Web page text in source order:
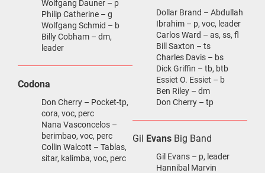
Wolfgang Dauner – p
Philip Catherine – g
Wolfgang Schmid – b
Billy Cobham – dm,
leader
Codona
Don Cherry – Pocket-tp,
cora, voc, perc
Nana Vasconcelos –
berimbao, voc, perc
Collin Walcott – Tablas,
sitar, kalimba, voc, perc
Dollar Brand – Abdullah
Ibrahim – p, voc, leader
Carlos Ward – as, ss, fl
Bill Saxton – ts
Charles Davis – bs
Dick Griffin – tb, btb
Essiet O. Essiet – b
Ben Riley – dm
Don Cherry – tp
Gil Evans Big Band
Gil Evans – p, leader
Hannibal Marvin